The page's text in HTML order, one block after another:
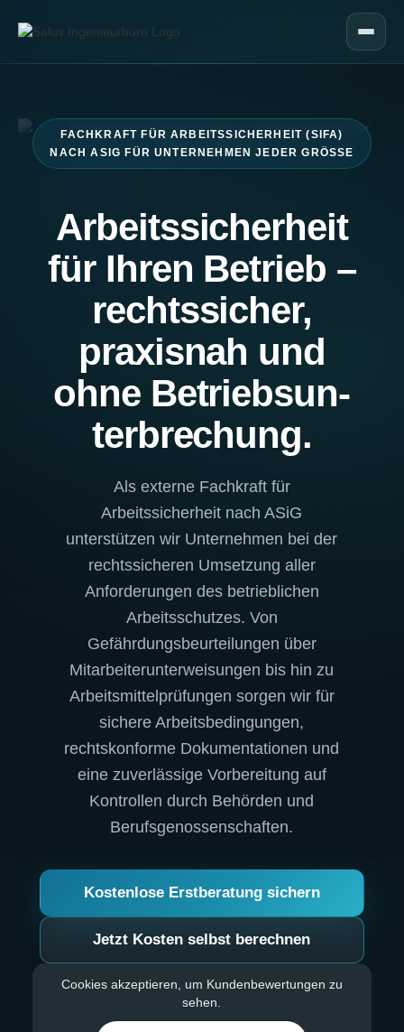
FACHKRAFT FÜR ARBEITSSICHERHEIT (SIFA)
NACH ASIG FÜR UNTERNEHMEN JEDER GRÖSSE
Ar­beits­si­cher­heit
für Ihren Betrieb –
rechtssicher,
praxisnah und
ohne Be­triebs­un­
ter­bre­chung.
Als externe Fachkraft für
Arbeitssicherheit nach ASiG
unterstützen wir Unternehmen bei der
rechtssicheren Umsetzung aller
Anforderungen des betrieblichen
Arbeitsschutzes. Von
Gefährdungsbeurteilungen über
Mitarbeiterunterweisungen bis hin zu
Arbeitsmittelprüfungen sorgen wir für
sichere Arbeitsbedingungen,
rechtskonforme Dokumentationen und
eine zuverlässige Vorbereitung auf
Kontrollen durch Behörden und
Berufsgenossenschaften.
Kostenlose Erstberatung sichern
Jetzt Kosten selbst berechnen
Cookies akzeptieren, um Kundenbewertungen zu
sehen.